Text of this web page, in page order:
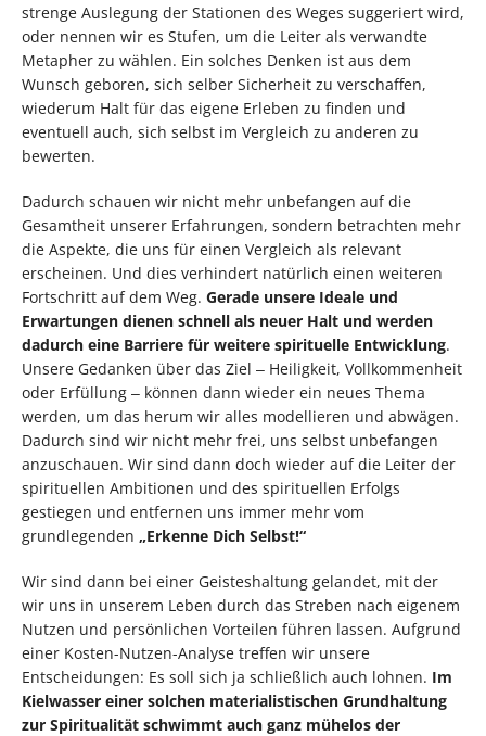
strenge Auslegung der Stationen des Weges suggeriert wird,
oder nennen wir es Stufen, um die Leiter als verwandte
Metapher zu wählen. Ein solches Denken ist aus dem
Wunsch geboren, sich selber Sicherheit zu verschaffen,
wiederum Halt für das eigene Erleben zu finden und
eventuell auch, sich selbst im Vergleich zu anderen zu
bewerten.
Dadurch schauen wir nicht mehr unbefangen auf die
Gesamtheit unserer Erfahrungen, sondern betrachten mehr
die Aspekte, die uns für einen Vergleich als relevant
erscheinen. Und dies verhindert natürlich einen weiteren
Fortschritt auf dem Weg. Gerade unsere Ideale und
Erwartungen dienen schnell als neuer Halt und werden
dadurch eine Barriere für weitere spirituelle Entwicklung.
Unsere Gedanken über das Ziel ‒ Heiligkeit, Vollkommenheit
oder Erfüllung ‒ können dann wieder ein neues Thema
werden, um das herum wir alles modellieren und abwägen.
Dadurch sind wir nicht mehr frei, uns selbst unbefangen
anzuschauen. Wir sind dann doch wieder auf die Leiter der
spirituellen Ambitionen und des spirituellen Erfolgs
gestiegen und entfernen uns immer mehr vom
grundlegenden „Erkenne Dich Selbst!“
Wir sind dann bei einer Geisteshaltung gelandet, mit der
wir uns in unserem Leben durch das Streben nach eigenem
Nutzen und persönlichen Vorteilen führen lassen. Aufgrund
einer Kosten-Nutzen-Analyse treffen wir unsere
Entscheidungen: Es soll sich ja schließlich auch lohnen. Im
Kielwasser einer solchen materialistischen Grundhaltung
zur Spiritualität schwimmt auch ganz mühelos der